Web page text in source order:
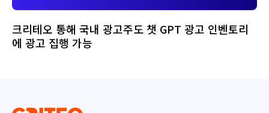
크리테오 통해 국내 광고주도 챗 GPT 광고 인벤토리
에 광고 집행 가능